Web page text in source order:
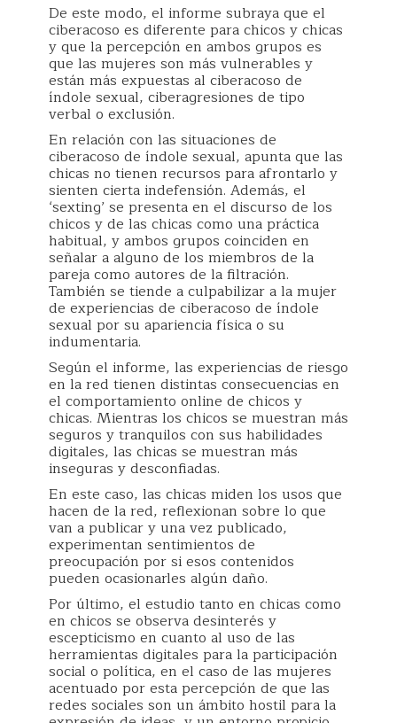
De este modo, el informe subraya que el
ciberacoso es diferente para chicos y chicas
y que la percepción en ambos grupos es
que las mujeres son más vulnerables y
están más expuestas al ciberacoso de
índole sexual, ciberagresiones de tipo
verbal o exclusión.
En relación con las situaciones de
ciberacoso de índole sexual, apunta que las
chicas no tienen recursos para afrontarlo y
sienten cierta indefensión. Además, el
‘sexting’ se presenta en el discurso de los
chicos y de las chicas como una práctica
habitual, y ambos grupos coinciden en
señalar a alguno de los miembros de la
pareja como autores de la filtración.
También se tiende a culpabilizar a la mujer
de experiencias de ciberacoso de índole
sexual por su apariencia física o su
indumentaria.
Según el informe, las experiencias de riesgo
en la red tienen distintas consecuencias en
el comportamiento online de chicos y
chicas. Mientras los chicos se muestran más
seguros y tranquilos con sus habilidades
digitales, las chicas se muestran más
inseguras y desconfiadas.
En este caso, las chicas miden los usos que
hacen de la red, reflexionan sobre lo que
van a publicar y una vez publicado,
experimentan sentimientos de
preocupación por si esos contenidos
pueden ocasionarles algún daño.
Por último, el estudio tanto en chicas como
en chicos se observa desinterés y
escepticismo en cuanto al uso de las
herramientas digitales para la participación
social o política, en el caso de las mujeres
acentuado por esta percepción de que las
redes sociales son un ámbito hostil para la